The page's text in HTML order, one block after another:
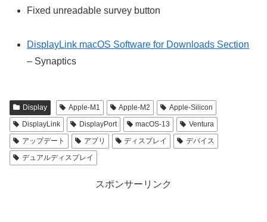
Fixed unreadable survey button
DisplayLink macOS Software for Downloads Section
– Synaptics
Display Apple-M1 Apple-M2
Apple-Silicon
DisplayLink
DisplayPort macOS-13
Ventura
アップデート
アプリ ディスプレイ
デバイス
デュアルディスプレイ
スポンサーリンク